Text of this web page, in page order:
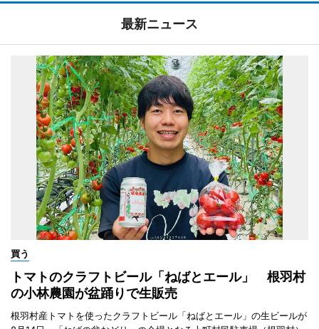
最新ニュース
買う
トマトのクラフトビール「ねばとエール」 根羽村
の小林農園が盆踊りで生販売
根羽村産トマトを使ったクラフトビール「ねばとエール」の生ビールが